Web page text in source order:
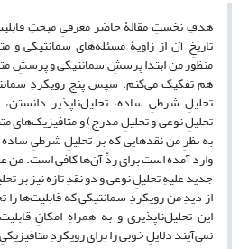
هدفِ نخستِ مقالۀ حاضر معرفیِ مبحثِ
تاریخِ آن از زاویۀ مسئله‌های سمانتیکی و
منظور من ابتدا پرسشِ سمانتیکی و پرسشِ
هم تفکیک می‌کنم. سپس پنج رویکردِ
تحلیلِ شرطیِ ساده، تحلیل‌ناپذیر
تحلیلِ نوعی و تحلیلِ مدرج) و متافیزیک‌های
به نظرِ من نقدهایی که بر تحلیلِ شرطیِ
وارد آمده است برای ردِّ آن‌ها کافی است. من
جدید علیهِ تحلیلِ نوعی و دو نقدِ تازه نیز بر
از دیدِ من رویکردِ سمانتیکی که قابلیت‌ها
این تحلیل‌ناپذیری و به همراهِ امکانِ
نمی‌آیند دلایلِ خوبی را برای رویکردِ